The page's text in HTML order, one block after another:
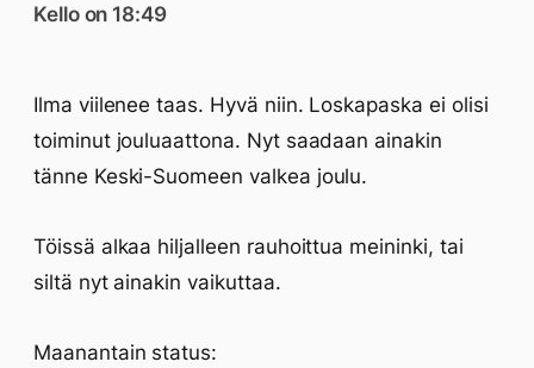
Kello on 18:49
Ilma viilenee taas. Hyvä niin. Loskapaska ei olisi
toiminut jouluaattona. Nyt saadaan ainakin
tänne Keski-Suomeen valkea joulu.
Töissä alkaa hiljalleen rauhoittua meininki, tai
siltä nyt ainakin vaikuttaa.
Maanantain status: